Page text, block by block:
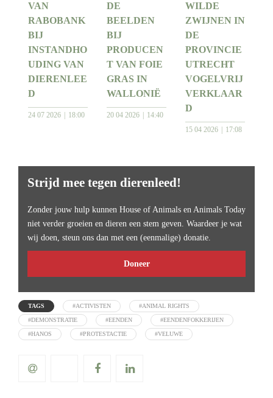
VAN
RABOBANK
BIJ
INSTANDHO
UDING VAN
DIERENLEE
D
24 07 2026 18:00
DE
BEELDEN
BIJ
PRODUCEN
T VAN FOIE
GRAS IN
WALLONIË
20 04 2026 14:40
WILDE
ZWIJNEN IN
DE
PROVINCIE
UTRECHT
VOGELVRIJ
VERKLAAR
D
15 04 2026 17:08
Strijd mee tegen dierenleed!
Zonder jouw hulp kunnen House of Animals en Animals Today
niet verder groeien en dieren een stem geven. Waardeer je wat
wij doen, steun ons dan met een (eenmalige) donatie.
Doneer
TAGS #ACTIVISTEN #ANIMAL RIGHTS
#DEMONSTRATIE #EENDEN #EENDENFOKKERIJEN
#HANOS #PROTESTACTIE #VELUWE